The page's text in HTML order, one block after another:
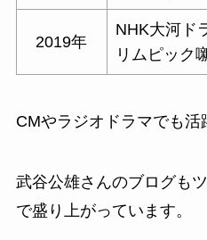
2019年
NHK大河ド
リムピック
CMやラジオドラマでも活
武谷公雄さんのブログも
で盛り上がっています。